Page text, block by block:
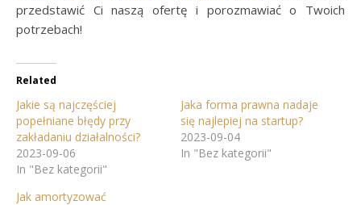
przedstawić Ci naszą ofertę i porozmawiać o Twoich
potrzebach!
Related
Jakie są najczęściej
popełniane błędy przy
zakładaniu działalności?
2023-09-06
In "Bez kategorii"
Jaka forma prawna nadaje
się najlepiej na startup?
2023-09-04
In "Bez kategorii"
Jak amortyzować